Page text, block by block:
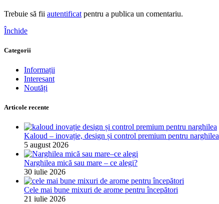
Trebuie să fii autentificat pentru a publica un comentariu.
Închide
Categorii
Informații
Interesant
Noutăți
Articole recente
Kaloud – inovație, design și control premium pentru narghilea
5 august 2026
Narghilea mică sau mare – ce alegi?
30 iulie 2026
Cele mai bune mixuri de arome pentru începători
21 iulie 2026